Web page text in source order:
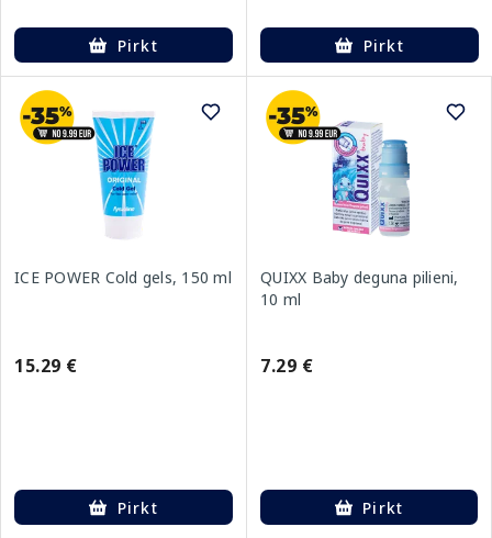
Pirkt Pirkt
ICE POWER Cold gels, 150 ml
15.29 €
Pirkt
QUIXX Baby deguna pilieni,
10 ml
7.29 €
Pirkt